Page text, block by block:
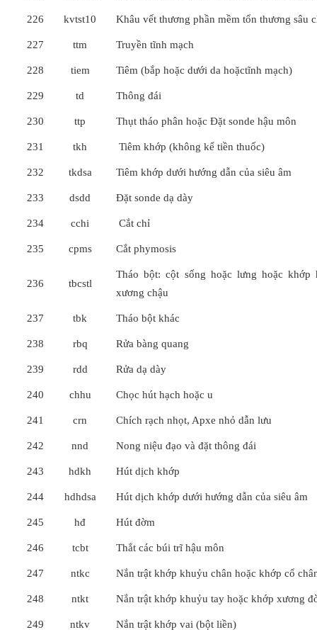
226 kvtst10 Khâu vết thương phần mềm tổn thương sâu
227 ttm Truyền tĩnh mạch
228 tiem Tiêm (bắp hoặc dưới da hoặctĩnh mạch)
229 td Thông đái
230 ttp Thụt tháo phân hoặc Đặt sonde hậu môn
231 tkh Tiêm khớp (không kể tiền thuốc)
232 tkdsa Tiêm khớp dưới hướng dẫn của siêu âm
233 dsdd Đặt sonde dạ dày
234 cchi Cắt chỉ
235 cpms Cắt phymosis
236 tbcstl
Tháo bột: cột sống hoặc lưng hoặc khớp
xương chậu
237 tbk Tháo bột khác
238 rbq Rửa bàng quang
239 rdd Rửa dạ dày
240 chhu Chọc hút hạch hoặc u
241 crn Chích rạch nhọt, Apxe nhỏ dẫn lưu
242 nnd Nong niệu đạo và đặt thông đái
243 hdkh Hút dịch khớp
244 hdhdsa Hút dịch khớp dưới hướng dẫn của siêu âm
245 hđ Hút đờm
246 tcbt Thắt các búi trĩ hậu môn
247 ntkc Nắn trật khớp khuỷu chân hoặc khớp cổ
248 ntkt Nắn trật khớp khuỷu tay hoặc khớp xương
249 ntkv Nắn trật khớp vai (bột liền)